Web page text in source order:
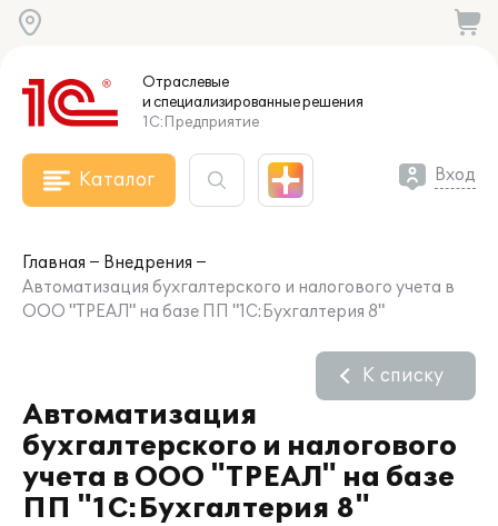
Отраслевые
и специализированныерешения
1С:Предприятие
Каталог Вход
Главная
Внедрения
Автоматизация бухгалтерского и налогового учета в
ООО "ТРЕАЛ" на базе ПП "1С:Бухгалтерия 8"
Автоматизация
бухгалтерского и налогового
учета в ООО "ТРЕАЛ" на базе
ПП "1С:Бухгалтерия 8"
К списку